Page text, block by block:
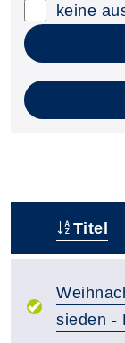
keine
Titel
sieden -